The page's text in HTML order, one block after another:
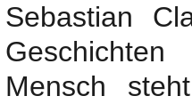
Sebastian
Mensch